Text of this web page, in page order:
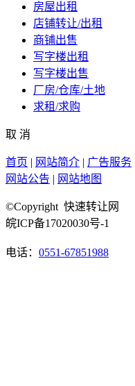
房屋出租
店铺转让/出租
商铺出售
写字楼出租
写字楼出售
厂房/仓库/土地
求租/求购
取 消
首页 | 网站简介 | 广告服务
网站公告 | 网站地图
©Copyright 快速转让网
皖ICP备17020030号-1
电话： 0551-67851988